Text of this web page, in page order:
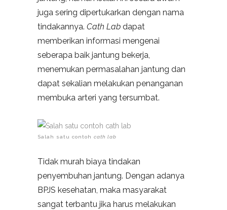
juga sering dipertukarkan dengan nama
tindakannya. Cath Lab dapat
memberikan informasi mengenai
seberapa baik jantung bekerja,
menemukan permasalahan jantung dan
dapat sekalian melakukan penanganan
membuka arteri yang tersumbat.
Salah satu contoh cath lab
Tidak murah biaya tindakan
penyembuhan jantung. Dengan adanya
BPJS kesehatan, maka masyarakat
sangat terbantu jika harus melakukan